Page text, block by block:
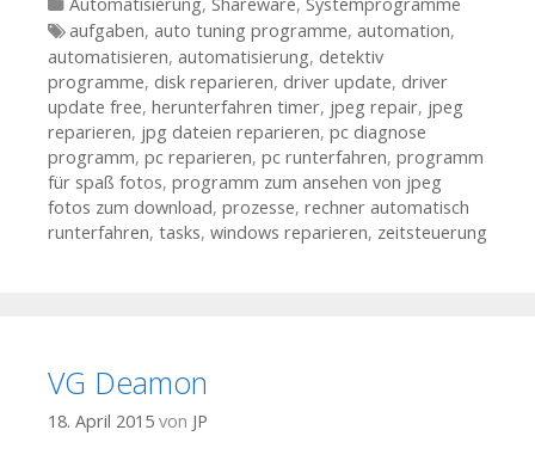
Tags
aufgaben, auto tuning programme, automation,
automatisieren, automatisierung, detektiv
programme, disk reparieren, driver update, driver
update free, herunterfahren timer, jpeg repair, jpeg
reparieren, jpg dateien reparieren, pc diagnose
programm, pc reparieren, pc runterfahren, programm
für spaß fotos, programm zum ansehen von jpeg
fotos zum download, prozesse, rechner automatisch
runterfahren, tasks, windows reparieren, zeitsteuerung
VG Deamon
18. April 2015 von JP